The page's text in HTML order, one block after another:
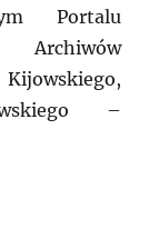
Portalu
–